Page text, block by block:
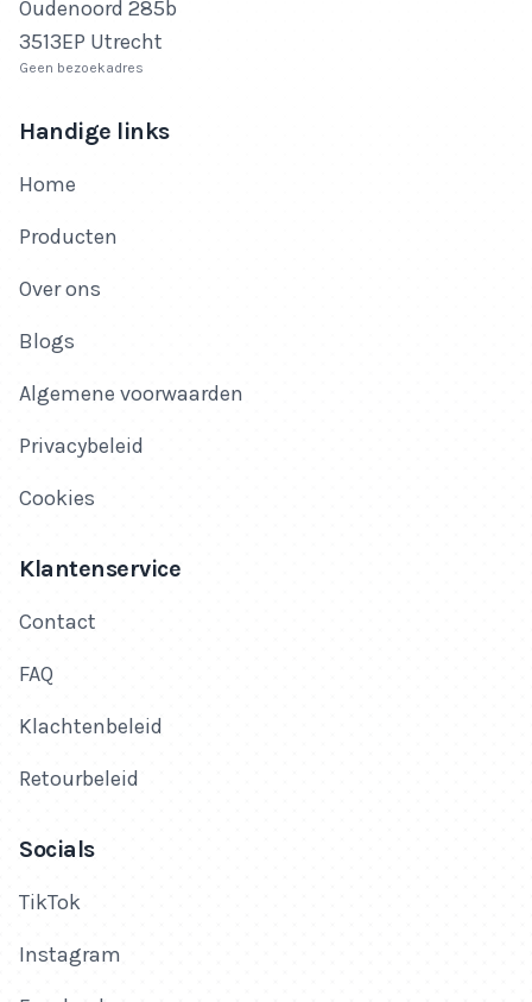
Oudenoord 285b
3513EP Utrecht
Geen bezoekadres
Handige links
Home
Producten
Over ons
Blogs
Algemene voorwaarden
Privacybeleid
Cookies
Klantenservice
Contact
FAQ
Klachtenbeleid
Retourbeleid
Socials
TikTok
Instagram